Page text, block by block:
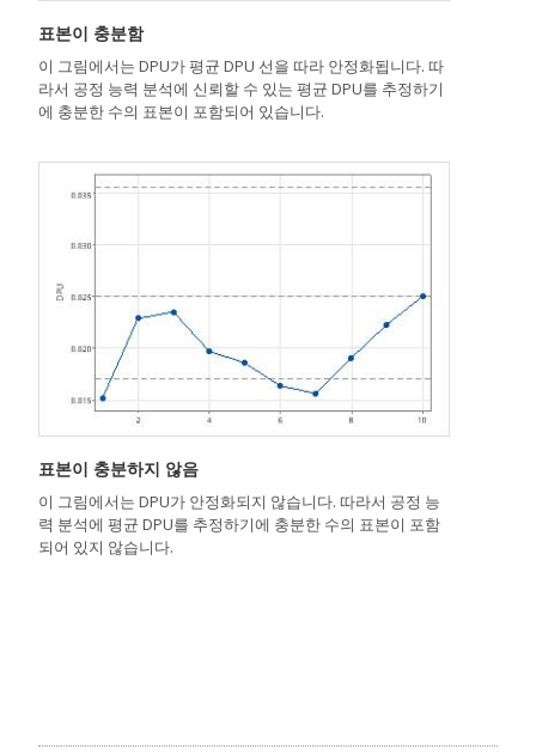
표본이 충분함
이 그림에서는 DPU가 평균 DPU 선을 따라 안정화됩니다. 따
라서 공정 능력 분석에 신뢰할 수 있는 평균 DPU를 추정하기
에 충분한 수의 표본이 포함되어 있습니다.
표본이 충분하지 않음
이 그림에서는 DPU가 안정화되지 않습니다. 따라서 공정 능
력 분석에 평균 DPU를 추정하기에 충분한 수의 표본이 포함
되어 있지 않습니다.